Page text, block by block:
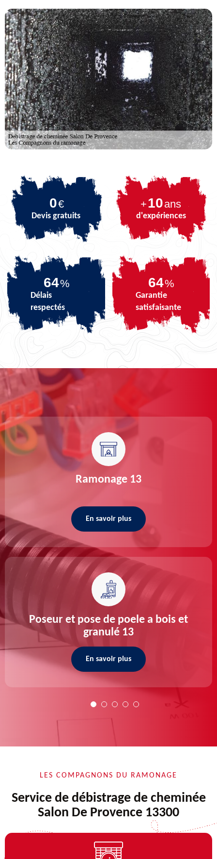
0€
Devis gratuits
+10ans
d'expériences
81%
Délais
respectés
81%
Garantie
satisfaisante
Ramonage 13
En savoir plus
Poseur et pose de poele a bois et
granulé 13
En savoir plus
LES COMPAGNONS DU RAMONAGE
Service de débistrage de cheminée
Salon De Provence 13300